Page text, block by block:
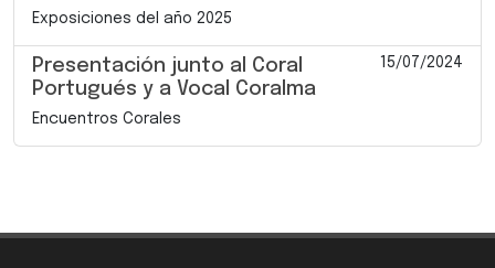
Exposiciones del año 2025
Presentación junto al Coral
Portugués y a Vocal Coralma
15/07/2024
Encuentros Corales